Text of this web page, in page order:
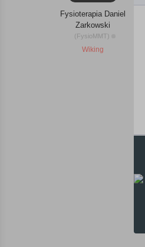
Fysioterapia Daniel
Zarkowski
(FysioMMT)
Wiking